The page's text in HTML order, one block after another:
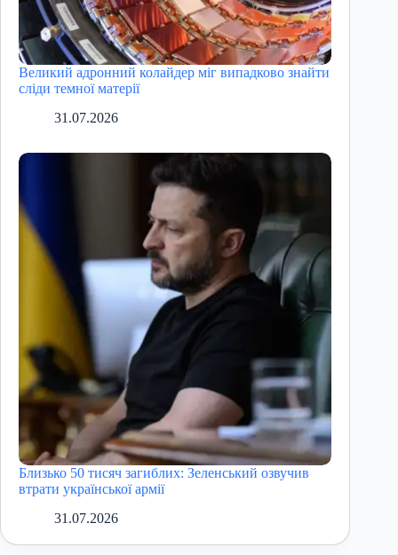
Великий адронний колайдер міг випадково знайти
сліди темної матерії
31.07.2026
Близько 50 тисяч загиблих: Зеленський озвучив
втрати української армії
31.07.2026